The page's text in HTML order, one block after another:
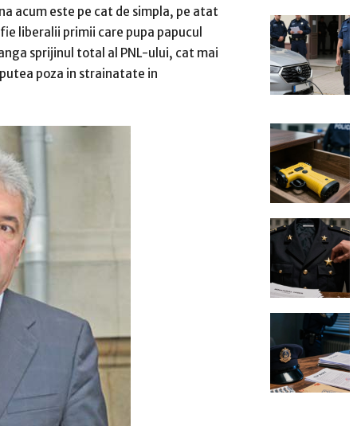
acum este pe cat de simpla, pe atat
liberalii primii care pupa papucul
sprijinul total al PNL-ului, cat mai
poza in strainatate in